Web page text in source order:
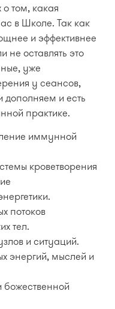
том, какая
в Школе. Так как
и эффективнее
не оставлять это
уже
у сеансов,
дополняем и есть
практике.
иммунной
кроветворения
потоков
тел.
и ситуаций.
энергий, мыслей и